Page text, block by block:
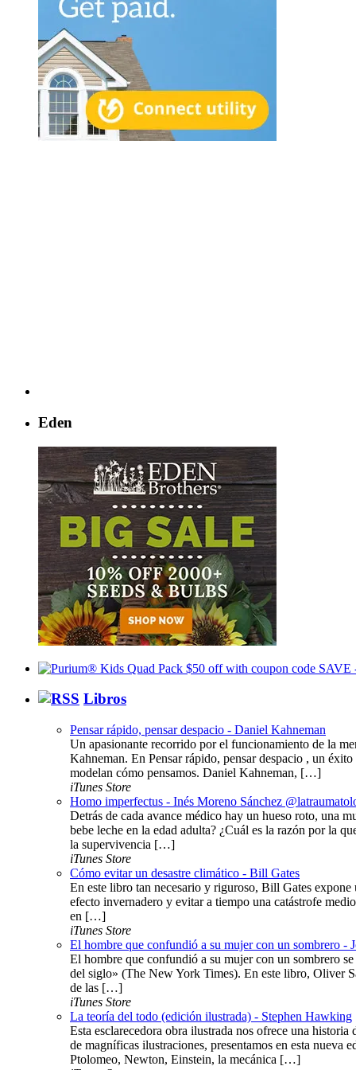
Eden
Libros
Pensar rápido, pensar despacio - Daniel Kahneman
Un apasionante recorrido por el funcionamiento de la
Kahneman. En Pensar rápido, pensar despacio , un
modelan cómo pensamos. Daniel Kahneman, […]
iTunes Store
Homo imperfectus - Inés Moreno Sánchez
Detrás de cada avance médico hay un hueso roto, una
bebe leche en la edad adulta? ¿Cuál es la razón por la
la supervivencia […]
iTunes Store
Cómo evitar un desastre climático - Bill Gates
En este libro tan necesario y riguroso, Bill Gates
efecto invernadero y evitar a tiempo una catástrofe
en […]
iTunes Store
El hombre que confundió a su mujer con un sombrero
El hombre que confundió a su mujer con un sombrero
del siglo» (The New York Times). En este libro, Oliver
de las […]
iTunes Store
La teoría del todo (edición ilustrada) - Stephen Hawking
Esta esclarecedora obra ilustrada nos ofrece una
de magníficas ilustraciones, presentamos en esta
Ptolomeo, Newton, Einstein, la mecánica […]